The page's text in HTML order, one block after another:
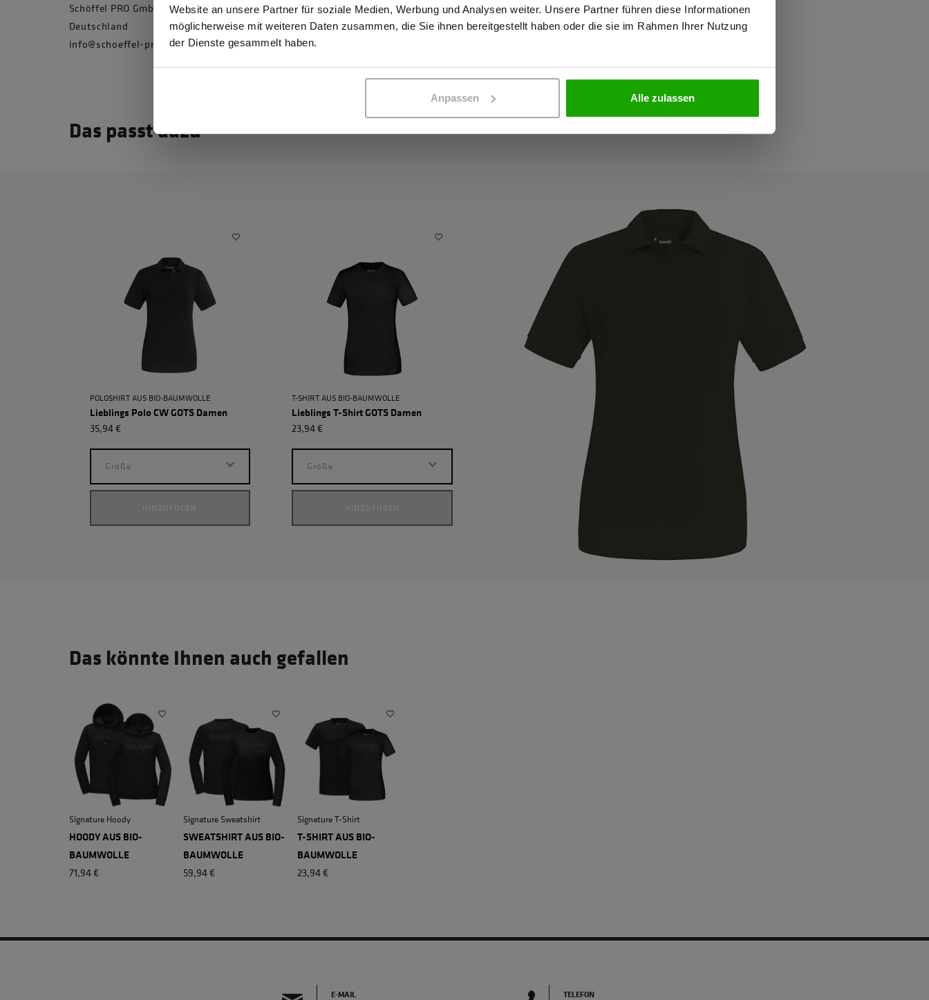
Website an unsere Partner für soziale Medien, Werbung und Analysen weiter. Unsere Partner führen diese Informationen
möglicherweise mit weiteren Daten zusammen, die Sie ihnen bereitgestellt haben oder die sie im Rahmen Ihrer Nutzung
der Dienste gesammelt haben.
Anpassen Alle zulassen
Schöffel PRO GmbH, Albert-Einstein-Strasse 1, 86830 Schwabmünchen,
Deutschland
info@schoeffel-pro.com
Das passt dazu
Lieblings Polo CW GOTS Damen
POLOSHIRT AUS BIO-BAUMWOLLE
35,94 €
Größe
HINZUFÜGEN
Lieblings T-Shirt GOTS Damen
T-SHIRT AUS BIO-BAUMWOLLE
23,94 €
Größe
HINZUFÜGEN
Das könnte Ihnen auch gefallen
Signature Hoody
HOODY AUS BIO-
BAUMWOLLE
71,94 €
Signature Sweatshirt
SWEATSHIRT AUS BIO-
BAUMWOLLE
59,94 €
Signature T-Shirt
T-SHIRT AUS BIO-
BAUMWOLLE
23,94 €
E-MAIL TELEFON
GEWERBETREIBENDER PRIVATPERSON